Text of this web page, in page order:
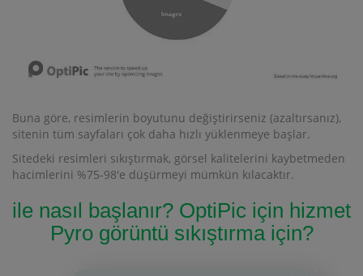
Buna göre, resimlerin boyutunu değiştirirseniz (azaltırsanız),
sitenin tüm sayfaları çok daha hızlı yüklenmeye başlar.
Sitedeki resimleri sıkıştırmak, görsel kalitelerini kaybetmeden
hacimlerini %75-98'e düşürmeyi mümkün kılacaktır.
ile nasıl başlanır? OptiPic için hizmet
Pyro görüntü sıkıştırma için?